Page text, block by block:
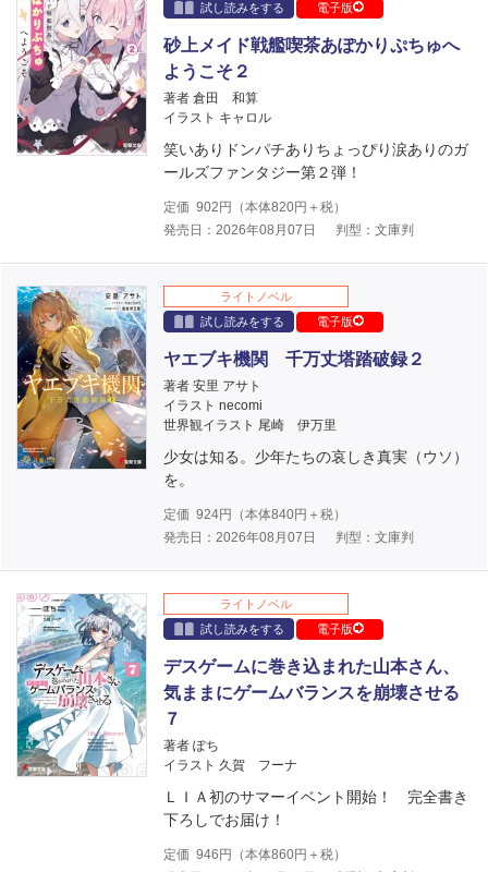
試し読みをする
電子版
砂上メイド戦艦喫茶あぽかりぷちゅへ
ようこそ２
著者 倉田 和算
イラスト キャロル
笑いありドンパチありちょっぴり涙ありのガ
ールズファンタジー第２弾！
定価 902 円（本体820円＋税）
発売日：2026年08月07日
判型：文庫判
ライトノベル
試し読みをする
電子版
ヤエブキ機関 千万丈塔踏破録２
著者 安里 アサト
イラスト necomi
世界観イラスト 尾崎 伊万里
少女は知る。少年たちの哀しき真実（ウソ）
を。
定価 924円（本体840円＋税）
発売日：2026年08月07日
判型：文庫判
ライトノベル
試し読みをする
電子版
デスゲームに巻き込まれた山本さん、
気ままにゲームバランスを崩壊させる
７
著者 ぽち
イラスト 久賀 フーナ
ＬＩＡ初のサマーイベント開始！ 完全書き
下ろしでお届け！
定価 946 円（本体860円＋税）